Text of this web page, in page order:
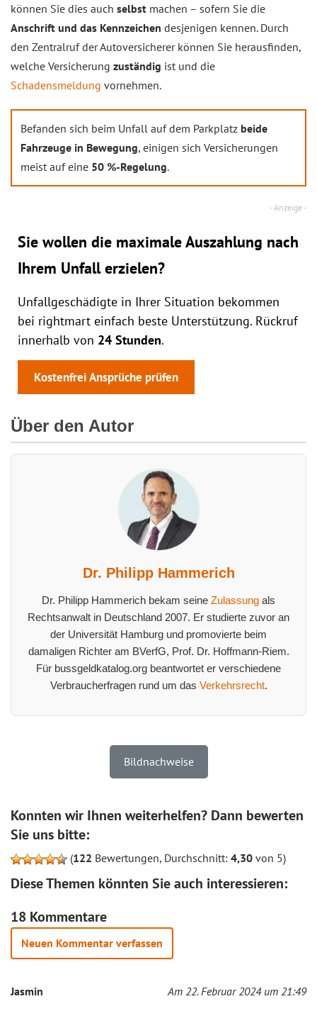
können Sie dies auch selbst machen – sofern Sie die
Anschrift und das Kennzeichen desjenigen kennen. Durch
den Zentralruf der Autoversicherer können Sie herausfinden,
welche Versicherung zuständig ist und die
Schadensmeldung vornehmen.
Befanden sich beim Unfall auf dem Parkplatz beide
Fahrzeuge in Bewegung, einigen sich Versicherungen
meist auf eine 50 %-Regelung.
Sie wollen die maximale Auszahlung nach
Ihrem Unfall erzielen?
Unfallgeschädigte in Ihrer Situation bekommen
bei rightmart einfach beste Unterstützung. Rückruf
innerhalb von 24 Stunden.
Kostenfrei Ansprüche prüfen
Über den Autor
Dr. Philipp Hammerich
Dr. Philipp Hammerich bekam seine Zulassung als
Rechtsanwalt in Deutschland 2007. Er studierte zuvor an
der Universität Hamburg und promovierte beim
damaligen Richter am BVerfG, Prof. Dr. Hoffmann-Riem.
Für bussgeldkatalog.org beantwortet er verschiedene
Verbraucherfragen rund um das Verkehrsrecht.
Bildnachweise
Konnten wir Ihnen weiterhelfen? Dann bewerten
Sie uns bitte:
(122 Bewertungen, Durchschnitt: 4,30 von 5)
Diese Themen könnten Sie auch interessieren:
18 Kommentare
Neuen Kommentar verfassen
Jasmin Am 22. Februar 2024 um 21:49